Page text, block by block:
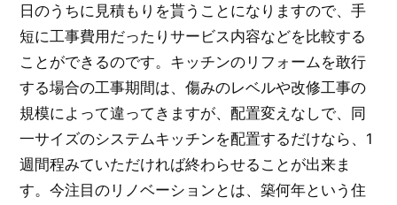
日のうちに見積もりを貰うことになりますので、手
短に工事費用だったりサービス内容などを比較する
ことができるのです。キッチンのリフォームを敢行
する場合の工事期間は、傷みのレベルや改修工事の
規模によって違ってきますが、配置変えなしで、同
一サイズのシステムキッチンを配置するだけなら、1
週間程みていただければ終わらせることが出来ま
す。今注目のリノベーションとは、築何年という住